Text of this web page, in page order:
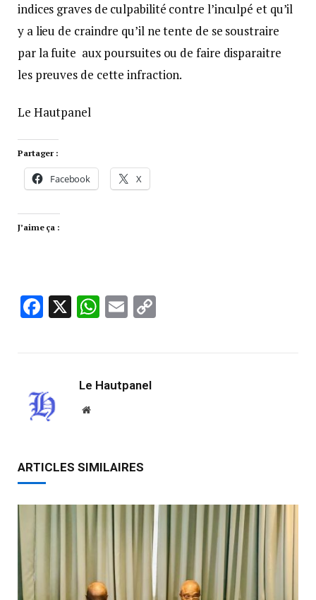
indices graves de culpabilité contre l’inculpé et qu’il
y a lieu de craindre qu’il ne tente de se soustraire
par la fuite aux poursuites ou de faire disparaitre
les preuves de cette infraction.
Le Hautpanel
Partager :
Facebook X
J’aime ça :
Facebook
X WhatsApp
Email
Le Hautpanel
Website
ARTICLES SIMILAIRES